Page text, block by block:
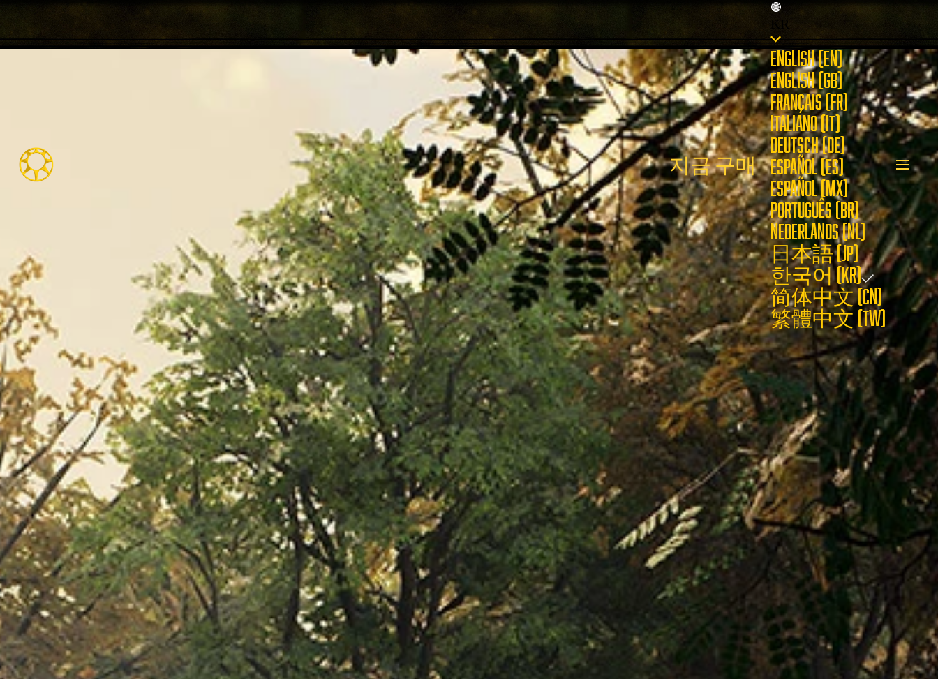
지금 구매
KR
ENGLISH (EN)
ENGLISH (GB)
FRANÇAIS (FR)
ITALIANO (IT)
DEUTSCH (DE)
ESPAÑOL (ES)
ESPAÑOL (MX)
PORTUGUÊS (BR)
NEDERLANDS (NL)
日本語 (JP)
한국어 (KR)
简体中文 (CN)
繁體中文 (TW)